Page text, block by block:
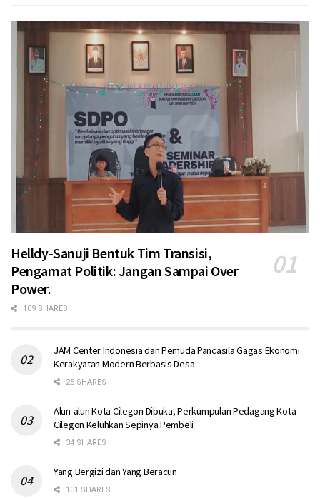
Helldy-Sanuji Bentuk Tim Transisi,
Pengamat Politik: Jangan Sampai Over
Power.
109 SHARES
JAM Center Indonesia dan Pemuda Pancasila Gagas Ekonomi
Kerakyatan Modern Berbasis Desa
25 SHARES
Alun-alun Kota Cilegon Dibuka, Perkumpulan Pedagang Kota
Cilegon Keluhkan Sepinya Pembeli
34 SHARES
Yang Bergizi dan Yang Beracun
101 SHARES